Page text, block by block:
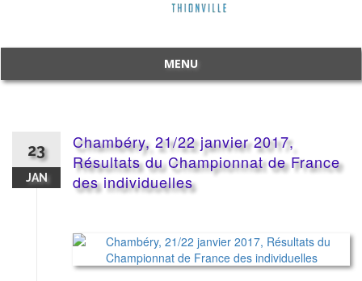
MENU
Aller
23
JAN
Chambéry, 21/22 janvier 2017,
Résultats du Championnat de France
des individuelles